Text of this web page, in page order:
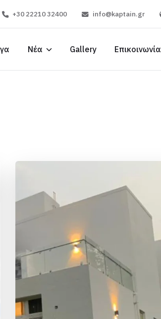
+30 22210 32400 info@kaptain.gr
Νέα Gallery Επικοινωνία